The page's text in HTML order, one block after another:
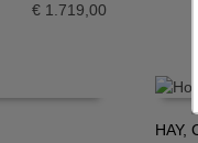
€1.719,00
HAY,